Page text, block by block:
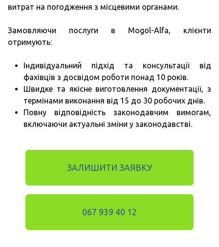
витрат на погодження з місцевими органами.
Замовляючи послуги в Mogol-Alfa, клієнти
отримують:
Індивідуальний підхід та консультації від
фахівців з досвідом роботи понад 10 років.
Швидке та якісне виготовлення документації, з
термінами виконання від 15 до 30 робочих днів.
Повну відповідність законодавчим вимогам,
включаючи актуальні зміни у законодавстві.
ЗАЛИШИТИ ЗАЯВКУ
067 939 40 12